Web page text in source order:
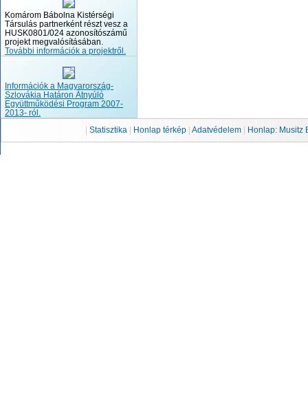
Komárom Bábolna Kistérségi
Társulás partnerként részt vesz a
HUSK0801/024 azonosítószámű
projekt megvalósításában.
További információk a projektről.
Információk a Magyarország-
Szlovákia Határon Átnyúló
Együttműködési Program 2007-
2013- ról.
Statisztika Honlap térkép Adatvédelem| Honlap: Musitz